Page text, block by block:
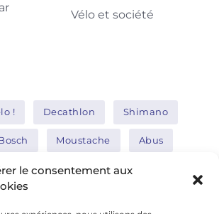
le consentement aux
Vélo et société
! Decathlon Shimano
Moustache Abus
Nakamura